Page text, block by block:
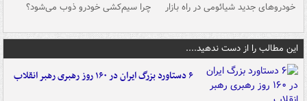
خودروهای جدید شیائومی در راه بازار چرا سیم‌کشی خودرو ذوب می‌شود؟
این مطالب را از دست ندهید....
۶ دستاورد بزرگ ایران در ۱۶۰ روز رهبری رهبر انقلاب